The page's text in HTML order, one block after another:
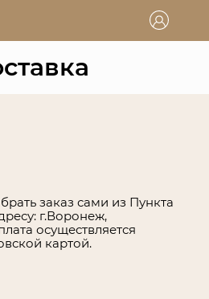
заказ сами из Пункта
г.Воронеж,
осуществляется
картой.